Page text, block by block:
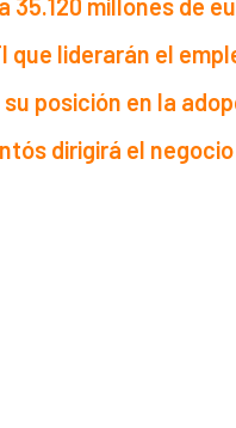
que liderarán el
posición en la
dirigirá el